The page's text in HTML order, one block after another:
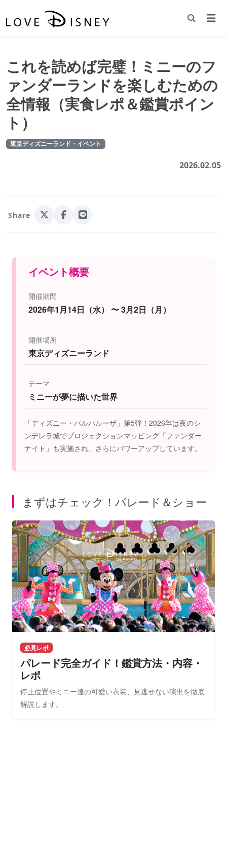
これを読めば完璧！ミニーのフ
ァンダーランドを楽しむための
全情報（実食レポ＆鑑賞ポイン
ト）
東京ディズニーランド・イベント
2026.02.05
Share
イベント概要
開催期間
2026年1月14日（水） 〜 3月2日（月）
開催場所
東京ディズニーランド
テーマ
ミニーが夢に描いた世界
「ディズニー・パルパルーザ」第5弾！2026年は夜のシ
ンデレラ城でプロジェクションマッピング「ファンダー
ナイト」も実施され、さらにパワーアップしています。
まずはチェック！パレード＆ショー
必見レポ
パレード完全ガイド！鑑賞方法・内容・
レポ
停止位置やミニー達の可愛い衣装、見逃せない演出を徹底
解説します。